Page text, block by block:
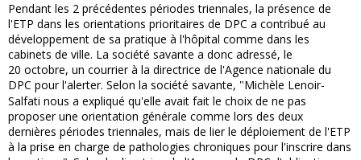
Pendant les 2 précédentes périodes triennales, la présence de
l'ETP dans les orientations prioritaires de DPC a contribué au
développement de sa pratique à l'hôpital comme dans les
cabinets de ville. La société savante a donc adressé, le
20 octobre, un courrier à la directrice de l'Agence nationale du
DPC pour l'alerter. Selon la société savante, "Michèle Lenoir-
Salfati nous a expliqué qu'elle avait fait le choix de ne pas
proposer une orientation générale comme lors des deux
dernières périodes triennales, mais de lier le déploiement de l'ETP
à la prise en charge de pathologies chroniques pour l'inscrire dans